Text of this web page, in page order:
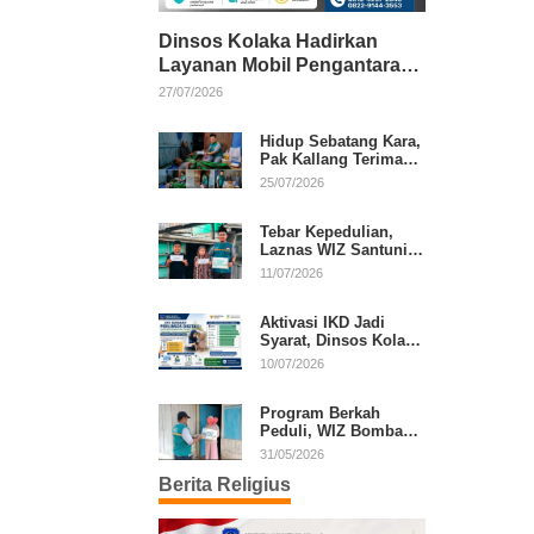
Dinsos Kolaka Hadirkan
Layanan Mobil Pengantaran
Gratis bagi Pasien Penerima
27/07/2026
Hidup Sebatang Kara,
Pak Kallang Terima
Bantuan dari Laznas
25/07/2026
Tebar Kepedulian,
Laznas WIZ Santuni
Anak Yatim dan
11/07/2026
Aktivasi IKD Jadi
Syarat, Dinsos Kolaka
Sosialisasikan
10/07/2026
Program Berkah
Peduli, WIZ Bombana
Bantu Lansia dan
31/05/2026
Berita Religius